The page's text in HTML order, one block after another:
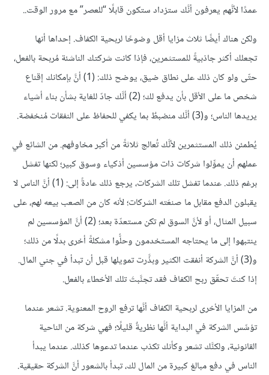
عمدًا لأنَّهم يعرفون أنَّك ستزداد ستكون قابلًا “للعصر” مع مرور الوقت..
ولكن هناك أيضًا ثلاث مزايا أقل وضوحًا لربحية الكفاف. إحداها أنها
تجعلك أكثر جاذبيةً للمستثمرين، فإذا كانت شركتك الناشئة مُربحة بالفعل،
حتّى ولو كان ذلك على نطاق ضيق، يوضح ذلك: (1) أنَّ بإمكانك إقناع
شخص ما على الأقل بأن يدفع لك؛ (2) أنَّك جادّ للغاية بشأن بناء أشياء
يريدها الناس؛ و(3) أنَّك منضبطٌ بما يكفي للحفاظ على النفقات مُنخفضة.
يُطمئن ذلك المستثمرين لأنَّك تُعالج ثلاثةً من أكبر مخاوفهم. من الشائع في
عملهم أن يموِّلوا شركات ذات مؤسسين أذكياء وسوق كبير؛ لكنها تفشل
برغم ذلك. عندما تفشل تلك الشركات، يرجع ذلك عادةً إلى: (1) أنَّ الناس لا
يقبلون الدفع مقابل ما صنعَته الشركات؛ لأنه كان من الصعب بيعه لهم، على
سبيل المثال، أو لأنَّ السوق لم تكن مستعدّة بعد؛ (2) أنَّ المؤسسين لم
ينتبهوا إلى ما يحتاجه المستخدمون وحلُّوا مشكلةً أخرى بدلًا من ذلك؛
و(3) أنَّ الشركة أنفقت الكثير وبذَّرت تمويلها قبل أن تبدأ في جني المال.
إذا كنتَ تحقّق ربح الكفاف فقد تجنَّبتَ تلك الأخطاء بالفعل.
من المزايا الأخرى لربحية الكفاف أنَّها ترفع الروح المعنوية. تشعر عندما
تؤسِّس الشركة في البداية أنًّها نظريةٌ قليلًا؛ فهي شركة من الناحية
القانونية، ولكنَّك تشعر وكأنك تكذب عندما تدعوها كذلك. عندما يبدأ
الناس في دفع مبالغ كبيرة من المال لك، تبدأ بالشعور أنَّ الشركة حقيقية.